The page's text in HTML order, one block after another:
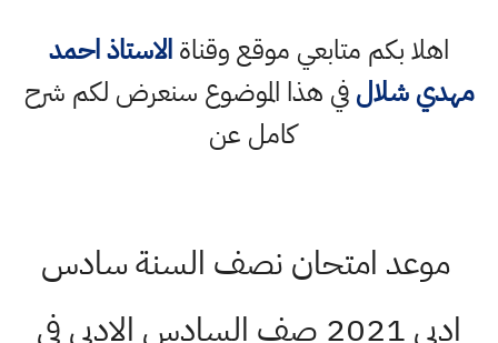
اهلا بكم متابعي موقع وقناةالاستاذ احمد
مهدي شلالفي هذا الموضوع سنعرض لكم شرح
كامل عن
موعد امتحان نصف السنة سادس
ادبي 2021 صف السادس الادبي في